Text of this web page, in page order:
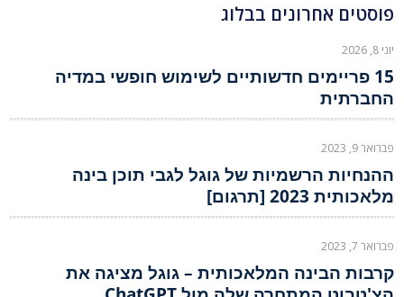
פוסטים אחרונים בבלוג
יוני 8, 2026
15 פריימים חדשותיים לשימוש חופשי במדיה
החברתית
פברואר 9, 2023
ההנחיות הרשמיות של גוגל לגבי תוכן בינה
מלאכותית 2023 [תרגום]
פברואר 7, 2023
קרבות הבינה המלאכותית – גוגל מציגה את